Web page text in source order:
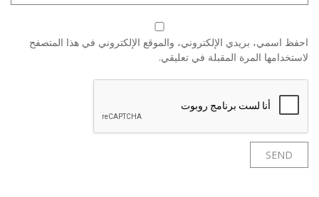
احفظ اسمي، بريدي الإلكتروني، والموقع الإلكتروني في هذا المتصفح
لاستخدامها المرة المقبلة في تعليقي.